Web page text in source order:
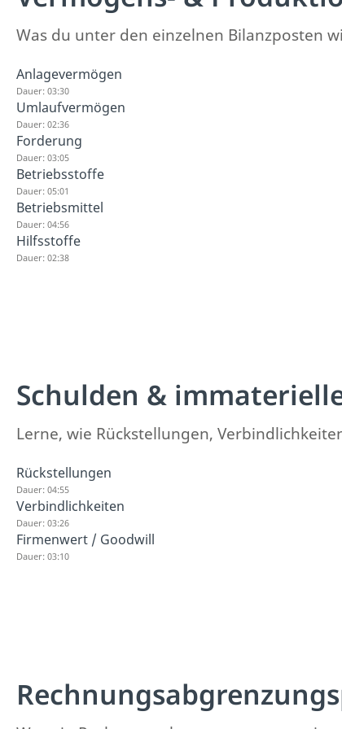
Was du unter den einzelnen Bilanzposten
Anlagevermögen
Dauer: 03:30
Umlaufvermögen
Dauer: 02:36
Forderung
Dauer: 03:05
Betriebsstoffe
Dauer: 05:01
Betriebsmittel
Dauer: 04:56
Hilfsstoffe
Dauer: 02:38
Schulden &
Lerne, wie Rückstellungen,
Rückstellungen
Dauer: 04:55
Verbindlichkeiten
Dauer: 03:26
Firmenwert / Goodwill
Dauer: 03:10